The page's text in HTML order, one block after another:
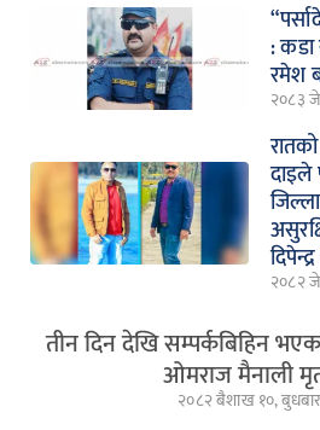
: कडा
रमेश
२०८३
दाइले
२०८२
तीन दिन देखि सम्पर्कबिहिन
ओमराज मैनाली
२०८२ बैशाख १०,